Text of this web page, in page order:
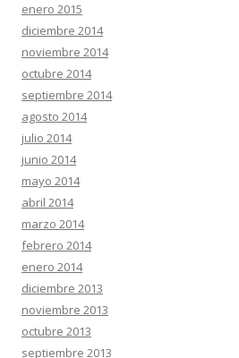
enero 2015
diciembre 2014
noviembre 2014
octubre 2014
septiembre 2014
agosto 2014
julio 2014
junio 2014
mayo 2014
abril 2014
marzo 2014
febrero 2014
enero 2014
diciembre 2013
noviembre 2013
octubre 2013
septiembre 2013